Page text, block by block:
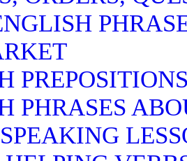
PHRASES